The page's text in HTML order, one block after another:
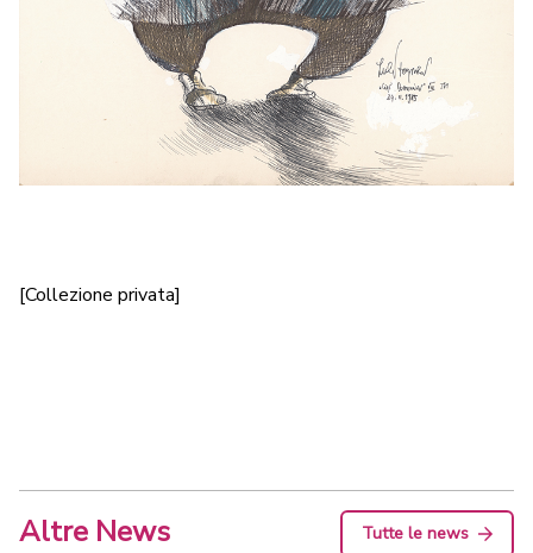
[Collezione privata]
Altre News Tutte le news